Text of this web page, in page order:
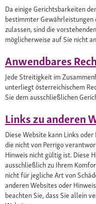
Da einige Gerichtsbarkeiten
bestimmter
zulassen, sind die
möglicherweise auf Sie nicht
Anwendbares
Jede Streitigkeit im
unterliegt österreichischem
Sie dem ausschließlichen
Links zu anderen
Diese Website kann Links
die nicht von Perrigo
Hinweis nicht gültig ist. Diese
ausschließlich zu Ihrem
nicht für jegliche Art von
anderen Websites oder
beachten Sie, dass Sie allein